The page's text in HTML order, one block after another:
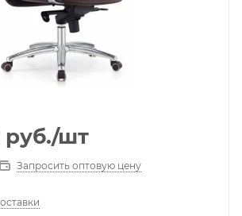
руб./шт
Запросить оптовую цену